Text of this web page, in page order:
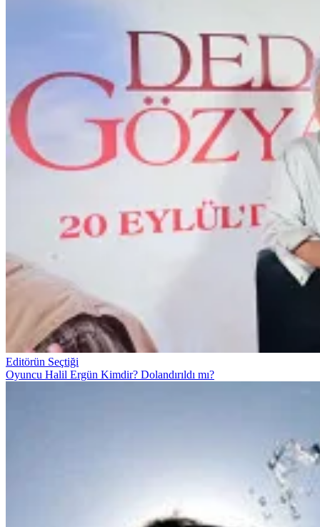
Editörün Seçtiği
Oyuncu Halil Ergün Kimdir? Dolandırıldı mı?